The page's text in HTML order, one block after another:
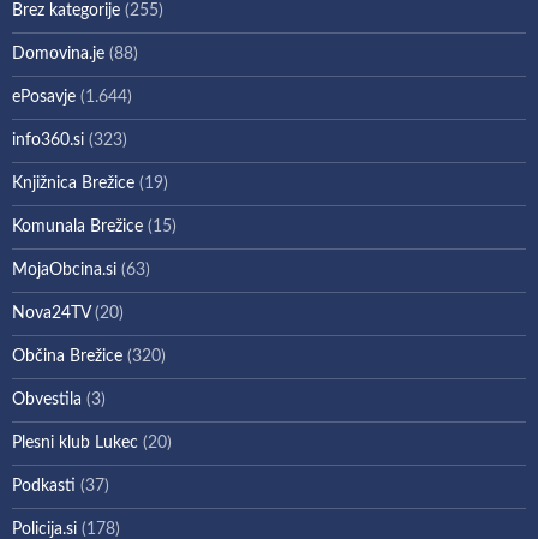
Brez kategorije (255)
Domovina.je (88)
ePosavje (1.644)
info360.si (323)
Knjižnica Brežice (19)
Komunala Brežice (15)
MojaObcina.si (63)
Nova24TV(20)
Občina Brežice (320)
Obvestila (3)
Plesni klub Lukec (20)
Podkasti (37)
Policija.si (178)